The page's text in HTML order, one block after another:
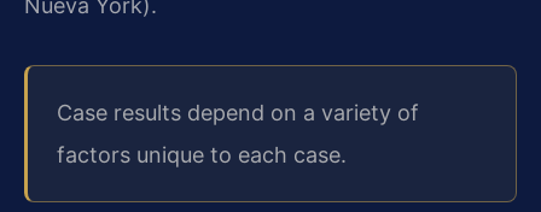
Case results depend on a variety of
factors unique to each case.